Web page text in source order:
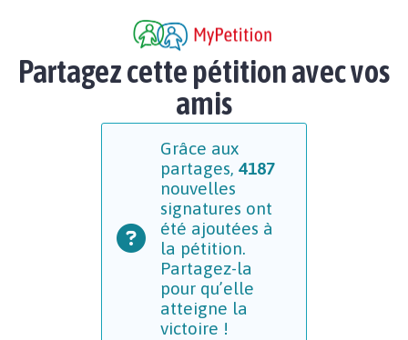
Partagez cette pétition avec vos
amis
Grâce aux
partages, 4187
nouvelles
signatures ont
été ajoutées à
la pétition.
Partagez-la
pour qu’elle
atteigne la
victoire !